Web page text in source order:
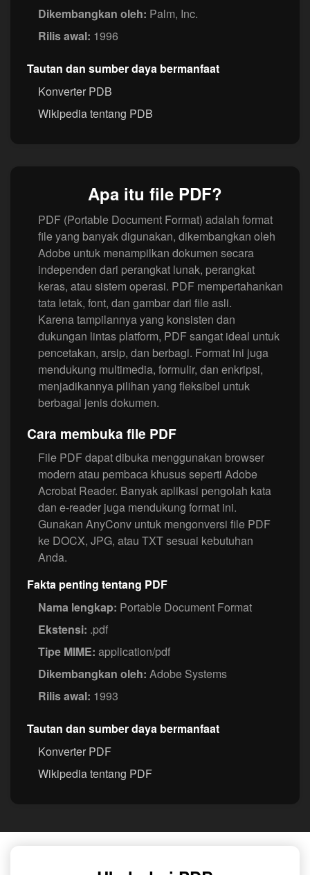
Dikembangkan oleh: Palm, Inc.
Rilis awal: 1996
Tautan dan sumber daya bermanfaat
Konverter PDB
Wikipedia tentang PDB
Apa itu file PDF?
PDF (Portable Document Format) adalah format
file yang banyak digunakan, dikembangkan oleh
Adobe untuk menampilkan dokumen secara
independen dari perangkat lunak, perangkat
keras, atau sistem operasi. PDF mempertahankan
tata letak, font, dan gambar dari file asli.
Karena tampilannya yang konsisten dan
dukungan lintas platform, PDF sangat ideal untuk
pencetakan, arsip, dan berbagi. Format ini juga
mendukung multimedia, formulir, dan enkripsi,
menjadikannya pilihan yang fleksibel untuk
berbagai jenis dokumen.
Cara membuka file PDF
File PDF dapat dibuka menggunakan browser
modern atau pembaca khusus seperti Adobe
Acrobat Reader. Banyak aplikasi pengolah kata
dan e-reader juga mendukung format ini.
Gunakan AnyConv untuk mengonversi file PDF
ke DOCX, JPG, atau TXT sesuai kebutuhan
Anda.
Fakta penting tentang PDF
Nama lengkap: Portable Document Format
Ekstensi: .pdf
Tipe MIME: application/pdf
Dikembangkan oleh: Adobe Systems
Rilis awal: 1993
Tautan dan sumber daya bermanfaat
Konverter PDF
Wikipedia tentang PDF